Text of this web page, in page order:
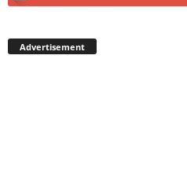
Advertisement